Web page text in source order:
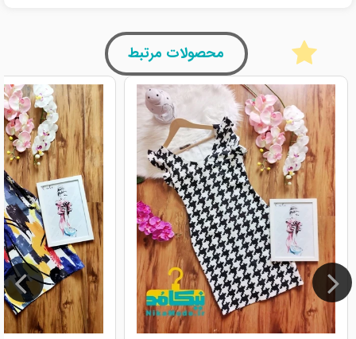
محصولات مرتبط